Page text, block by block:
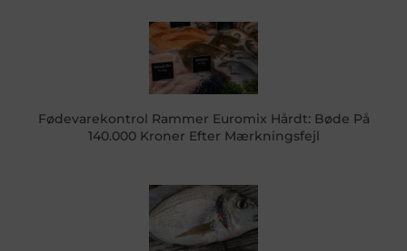
Fødevarekontrol Rammer Euromix Hårdt: Bøde På
140.000 Kroner Efter Mærkningsfejl